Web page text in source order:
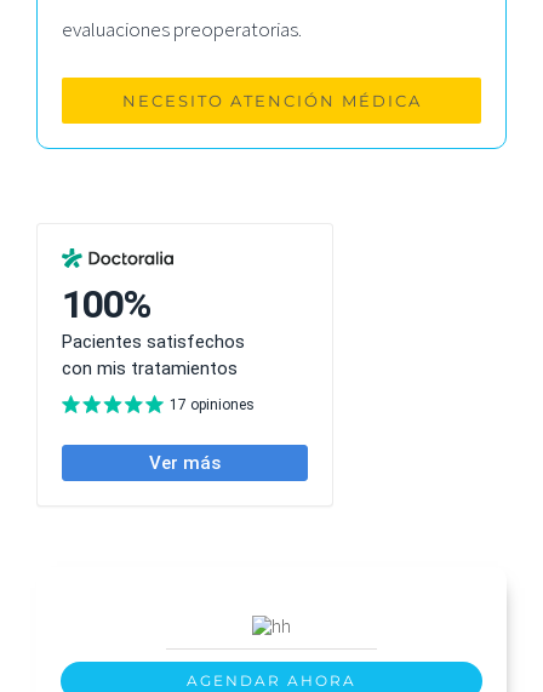
evaluaciones preoperatorias.
NECESITO ATENCIÓN MÉDICA
AGENDAR AHORA